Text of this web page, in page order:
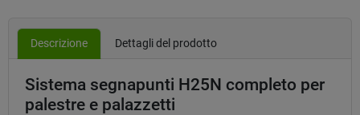
Descrizione Dettagli del prodotto
Sistema segnapunti H25N completo per
palestre e palazzetti